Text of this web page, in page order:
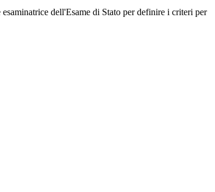
dell'Esame di Stato per definire i criteri per